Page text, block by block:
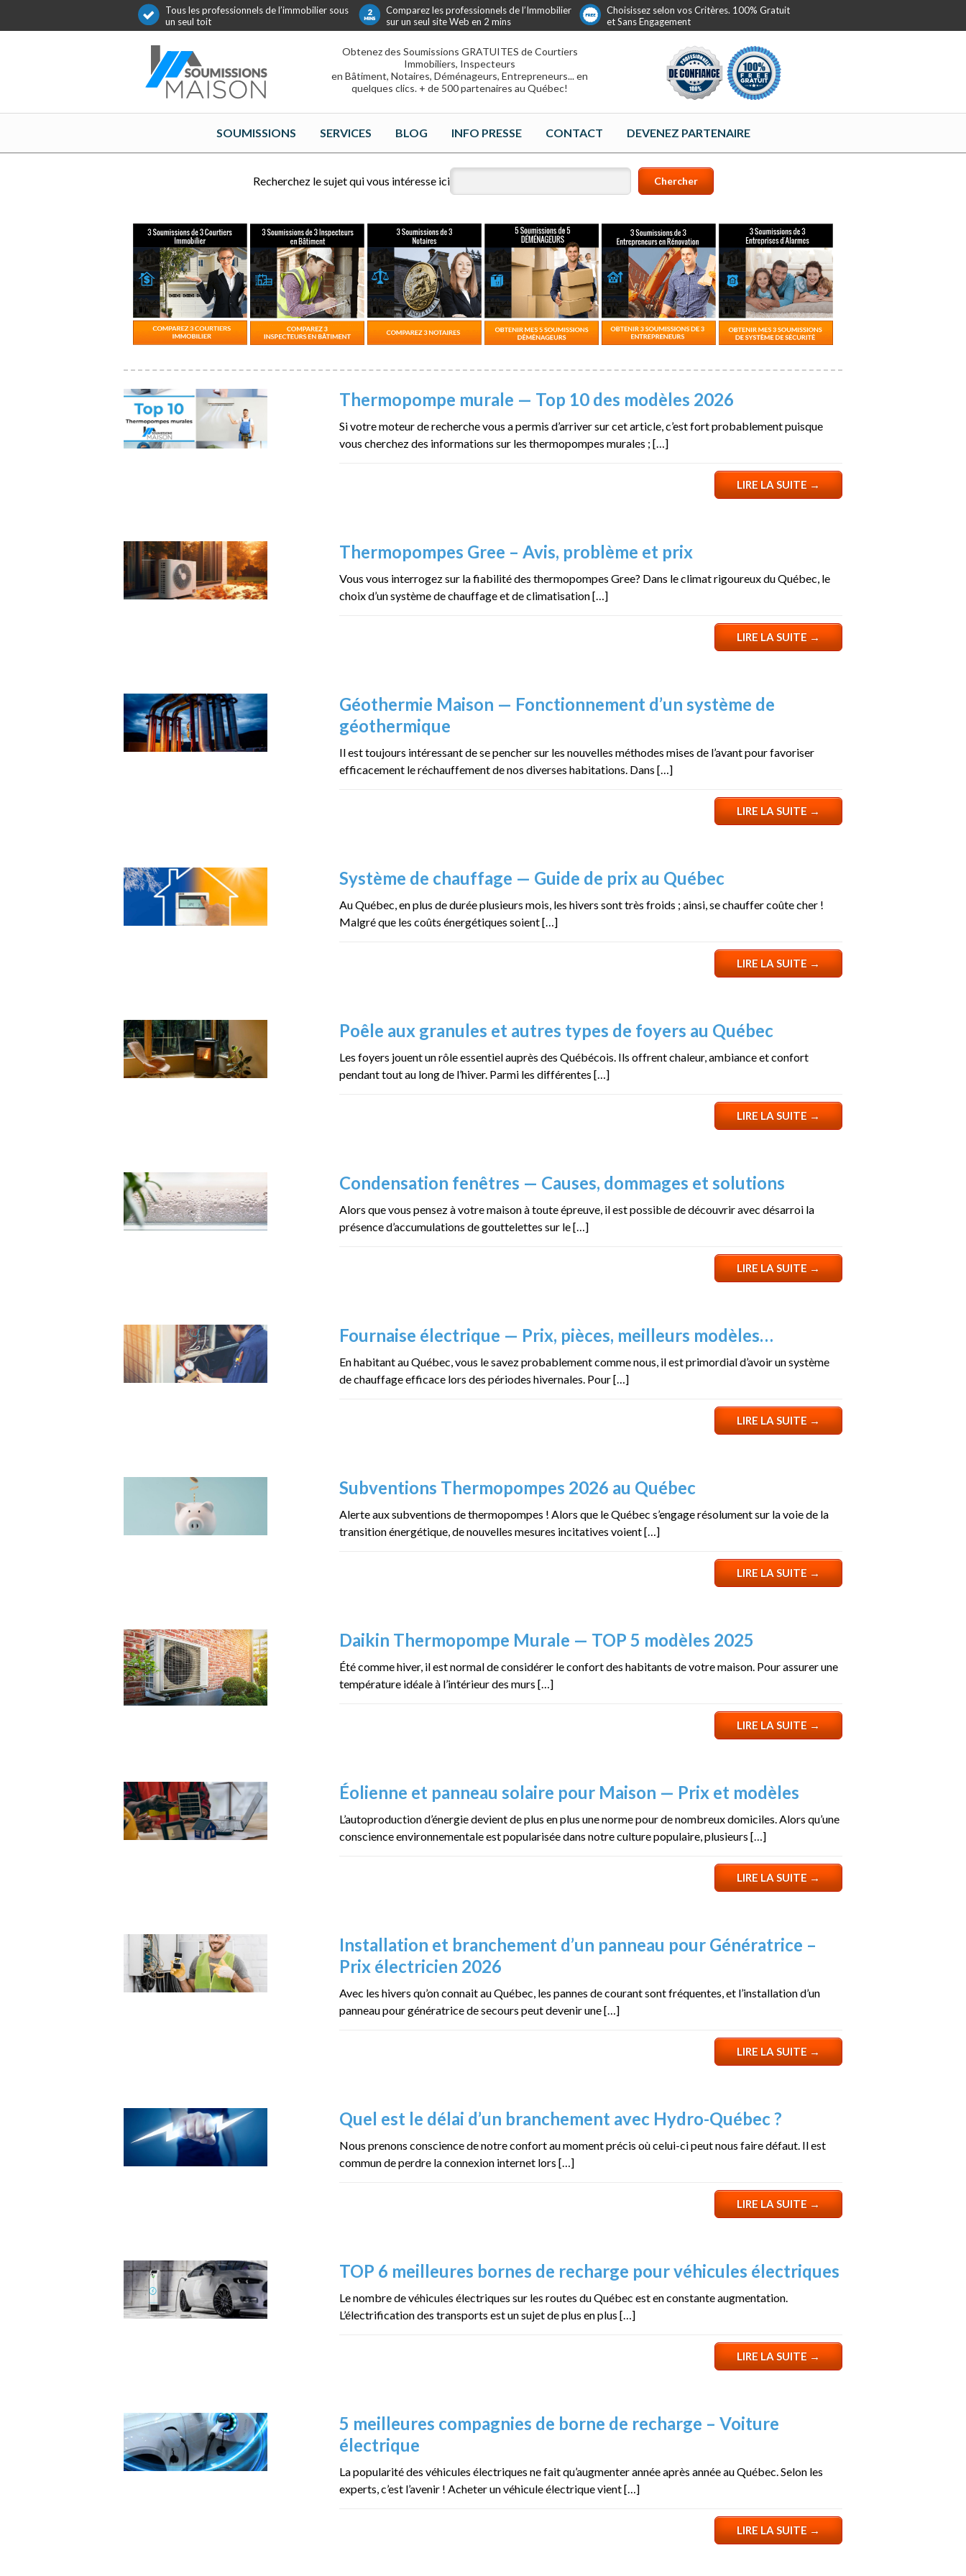
Tous les professionnels de l’immobilier sous
un seul toit
Comparez les professionnels de l’Immobilier
sur un seul site Web en 2 mins
Choisissez selon vos Critères. 100% Gratuit
et Sans Engagement
Obtenez des Soumissions GRATUITES de Courtiers
Immobiliers, Inspecteurs
en Bâtiment, Notaires, Déménageurs, Entrepreneurs... en
quelques clics. + de 500 partenaires au Québec!
SOUMISSIONS SERVICES BLOG INFO PRESSE CONTACT DEVENEZ PARTENAIRE
Recherchez le sujet qui vous intéresse ici
Thermopompe murale — Top 10 des modèles 2026
Si votre moteur de recherche vous a permis d’arriver sur cet article, c’est fort probablement puisque
vous cherchez des informations sur les thermopompes murales ; […]
LIRE LA SUITE→
Thermopompes Gree – Avis, problème et prix
Vous vous interrogez sur la fiabilité des thermopompes Gree? Dans le climat rigoureux du Québec, le
choix d’un système de chauffage et de climatisation […]
LIRE LA SUITE→
Géothermie Maison — Fonctionnement d’un système de
géothermique
Il est toujours intéressant de se pencher sur les nouvelles méthodes mises de l’avant pour favoriser
efficacement le réchauffement de nos diverses habitations. Dans […]
LIRE LA SUITE→
Système de chauffage — Guide de prix au Québec
Au Québec, en plus de durée plusieurs mois, les hivers sont très froids ; ainsi, se chauffer coûte cher !
Malgré que les coûts énergétiques soient […]
LIRE LA SUITE→
Poêle aux granules et autres types de foyers au Québec
Les foyers jouent un rôle essentiel auprès des Québécois. Ils offrent chaleur, ambiance et confort
pendant tout au long de l’hiver. Parmi les différentes […]
LIRE LA SUITE→
Condensation fenêtres — Causes, dommages et solutions
Alors que vous pensez à votre maison à toute épreuve, il est possible de découvrir avec désarroi la
présence d’accumulations de gouttelettes sur le […]
LIRE LA SUITE→
Fournaise électrique — Prix, pièces, meilleurs modèles…
En habitant au Québec, vous le savez probablement comme nous, il est primordial d’avoir un système
de chauffage efficace lors des périodes hivernales. Pour […]
LIRE LA SUITE→
Subventions Thermopompes 2026 au Québec
Alerte aux subventions de thermopompes ! Alors que le Québec s’engage résolument sur la voie de la
transition énergétique, de nouvelles mesures incitatives voient […]
LIRE LA SUITE→
Daikin Thermopompe Murale — TOP 5 modèles 2025
Été comme hiver, il est normal de considérer le confort des habitants de votre maison. Pour assurer une
température idéale à l’intérieur des murs […]
LIRE LA SUITE→
Éolienne et panneau solaire pour Maison — Prix et modèles
L’autoproduction d’énergie devient de plus en plus une norme pour de nombreux domiciles. Alors qu’une
conscience environnementale est popularisée dans notre culture populaire, plusieurs […]
LIRE LA SUITE→
Installation et branchement d’un panneau pour Génératrice –
Prix électricien 2026
Avec les hivers qu’on connait au Québec, les pannes de courant sont fréquentes, et l’installation d’un
panneau pour génératrice de secours peut devenir une […]
LIRE LA SUITE→
Quel est le délai d’un branchement avec Hydro-Québec ?
Nous prenons conscience de notre confort au moment précis où celui-ci peut nous faire défaut. Il est
commun de perdre la connexion internet lors […]
LIRE LA SUITE→
TOP 6 meilleures bornes de recharge pour véhicules électriques
Le nombre de véhicules électriques sur les routes du Québec est en constante augmentation.
L’électrification des transports est un sujet de plus en plus […]
LIRE LA SUITE→
5 meilleures compagnies de borne de recharge – Voiture
électrique
La popularité des véhicules électriques ne fait qu’augmenter année après année au Québec. Selon les
experts, c’est l’avenir ! Acheter un véhicule électrique vient […]
LIRE LA SUITE→